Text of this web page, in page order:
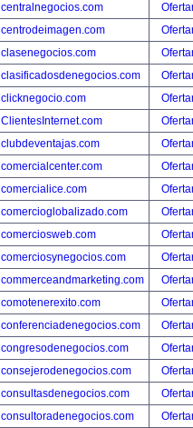
centralnegocios.com
centrodeimagen.com
clasenegocios.com
clasificadosdenegocios.com
clicknegocio.com
ClientesInternet.com
clubdeventajas.com
comercialcenter.com
comercialice.com
comercioglobalizado.com
comerciosweb.com
comerciosynegocios.com
commerceandmarketing.com
comotenerexito.com
conferenciadenegocios.com
congresodenegocios.com
consejerodenegocios.com
consultasdenegocios.com
consultoradenegocios.com